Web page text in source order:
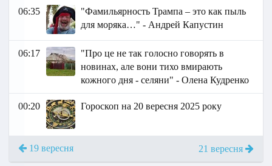
06:35
"Фамильярность Трампа – это как пыль
для моряка…" - Андрей Капустин
06:17
"Про це не так голосно говорять в
новинах, але вони тихо вмирають
кожного дня - селяни" - Олена Кудренко
00:20 Гороскоп на 20 вересня 2025 року
19 вересня 21 вересня